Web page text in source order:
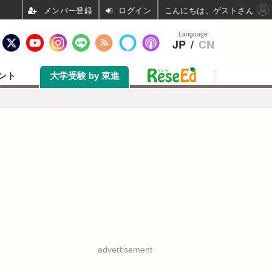
ト 大学受験 by 東進
advertisement
Language
JP / CN
ログイン こんにちは、ゲストさん